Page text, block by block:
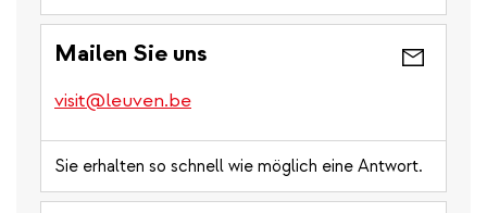
is
phone
number)
Mailen Sie uns
visit@leuven.be
Sie erhalten so schnell wie möglich eine Antwort.